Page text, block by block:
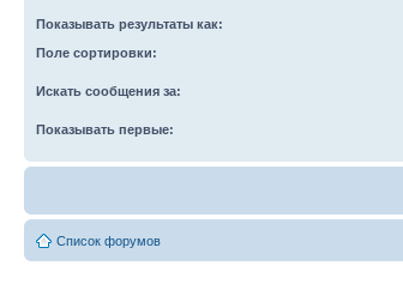
Показывать результаты как:
Поле сортировки:
Искать сообщения за:
Показывать первые:
Список форумов